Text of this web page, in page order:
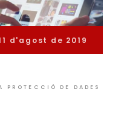
d'agost de 2019
PROTECCIÓ DE DADES